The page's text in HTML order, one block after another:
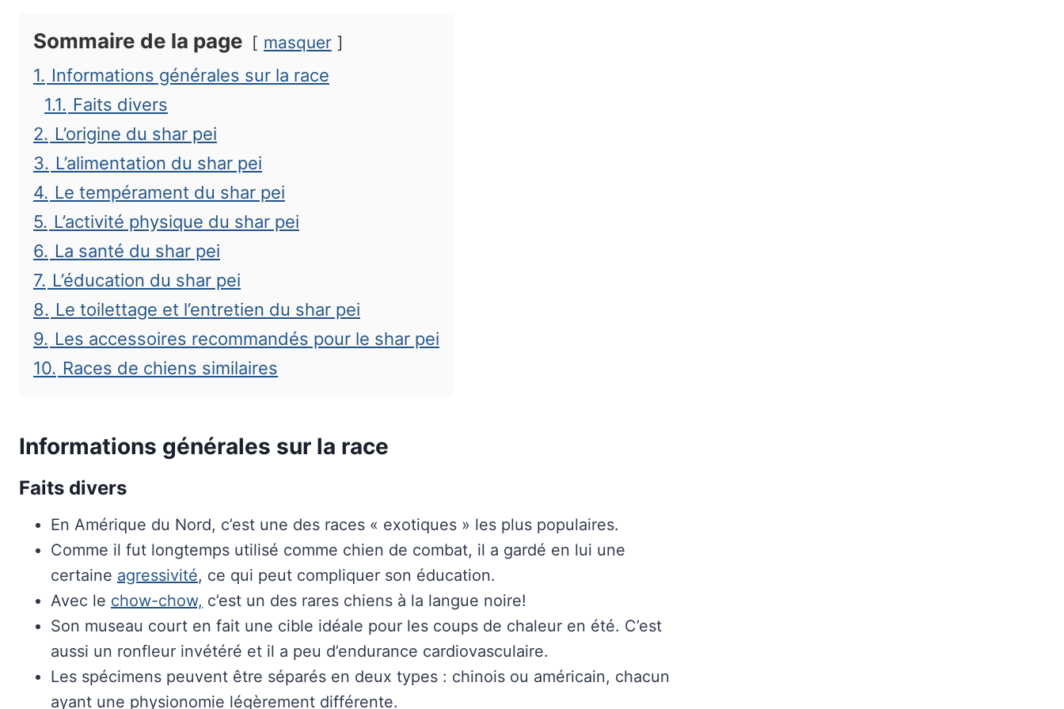
Sommaire de la page masquer
1. Informations générales sur la race
1.1. Faits divers
2. L’origine du shar pei
3. L’alimentation du shar pei
4. Le tempérament du shar pei
5. L’activité physique du shar pei
6. La santé du shar pei
7. L’éducation du shar pei
8. Le toilettage et l’entretien du shar pei
9. Les accessoires recommandés pour le shar pei
10. Races de chiens similaires
Informations générales sur la race
Faits divers
En Amérique du Nord, c’est une des races « exotiques » les plus populaires.
Comme il fut longtemps utilisé comme chien de combat, il a gardé en lui une
certaine agressivité, ce qui peut compliquer son éducation.
Avec le chow-chow, c’est un des rares chiens à la langue noire!
Son museau court en fait une cible idéale pour les coups de chaleur en été. C’est
aussi un ronfleur invétéré et il a peu d’endurance cardiovasculaire.
Les spécimens peuvent être séparés en deux types : chinois ou américain, chacun
ayant une physionomie légèrement différente.